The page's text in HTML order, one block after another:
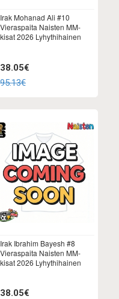
Irak Mohanad Ali #10
Vieraspaita Naisten MM-
kisat 2026 Lyhythihainen
38.05€
95.13€
Irak Ibrahim Bayesh #8
Vieraspaita Naisten MM-
kisat 2026 Lyhythihainen
38.05€